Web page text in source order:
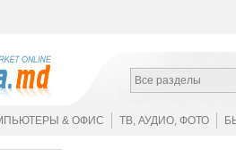
Все разделы
& ОФИС ТВ, АУДИО, ФОТО